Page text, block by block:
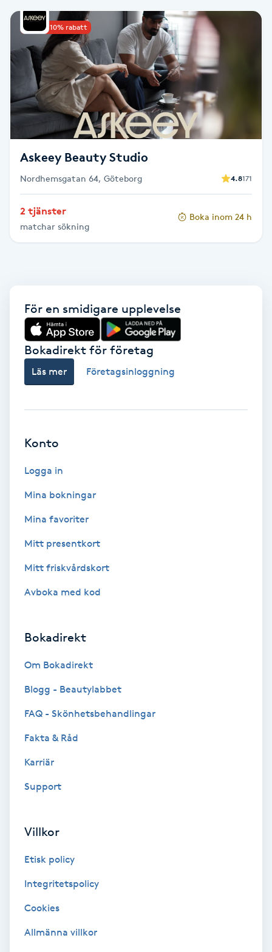
Gellack med förstärkning
Gravidmassage
Gravidyoga
Gruppträning
Gua Sha-massage
Hatha Yoga
Headspa
Herrklippning
HIFU
Hollywood Peel
Hot yoga
Huduppstramning
Hudvård
Hårborttagning
Hårbottenbehandling
Hårvård
Hälsprickor
Idrottsmassage
Upp till 10% rabatt
Askeey Beauty Studio
Nordhemsgatan 64, Göteborg 4.8171
2 tjänster
matchar sökning
Boka inom 24 h
För en smidigare upplevelse
Bokadirekt för företag
Läs mer Företagsinloggning
Konto
Logga in
Mina bokningar
Mina favoriter
Mitt presentkort
Mitt friskvårdskort
Avboka med kod
Bokadirekt
Om Bokadirekt
Blogg - Beautylabbet
FAQ - Skönhetsbehandlingar
Fakta & Råd
Karriär
Support
Villkor
Etisk policy
Integritetspolicy
Cookies
Allmänna villkor